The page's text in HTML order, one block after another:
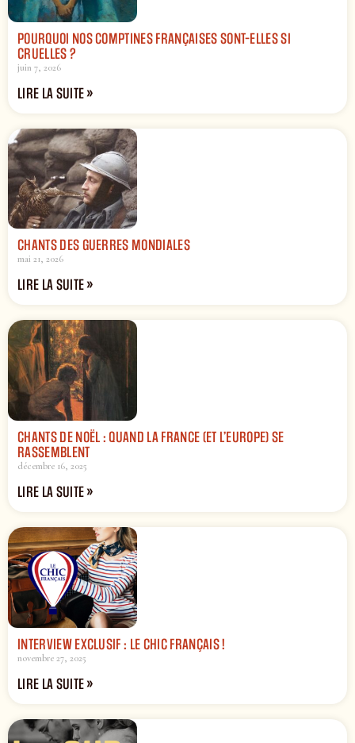
POURQUOI NOS COMPTINES FRANÇAISES SONT-ELLES SI
CRUELLES ?
juin 7, 2026
LIRE LA SUITE »
CHANTS DES GUERRES MONDIALES
mai 21, 2026
LIRE LA SUITE »
CHANTS DE NOËL : QUAND LA FRANCE (ET L’EUROPE) SE
RASSEMBLENT
décembre 16, 2025
LIRE LA SUITE »
INTERVIEW EXCLUSIF : LE CHIC FRANÇAIS !
novembre 27, 2025
LIRE LA SUITE »